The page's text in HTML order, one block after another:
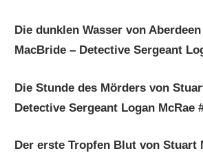
Die dunklen Wasser von
MacBride – Detective Sergeant
Die Stunde des Mörders von
Detective Sergeant Logan McRae
Der erste Tropfen Blut von Stuart